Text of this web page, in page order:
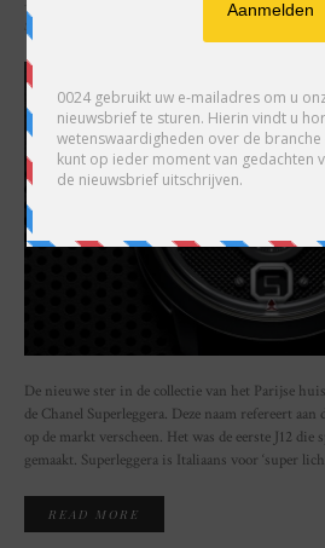
De nieuwe ster in de collectie van het Parijse
de Chanel Superleggera. Deze naam refereert
op de markt verscheen. Het was de eerste J12 die
gemaakt. Superleggera is Italiaans voor ‘super
READ MORE